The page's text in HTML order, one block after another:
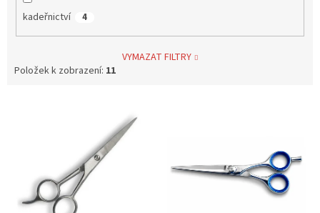
kadeřnictví 4
VYMAZAT FILTRY
Položek k zobrazení: 11